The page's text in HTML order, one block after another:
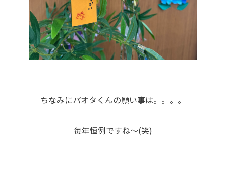
ちなみにパオタくんの願い事は。。。。
毎年恒例ですね～(笑)